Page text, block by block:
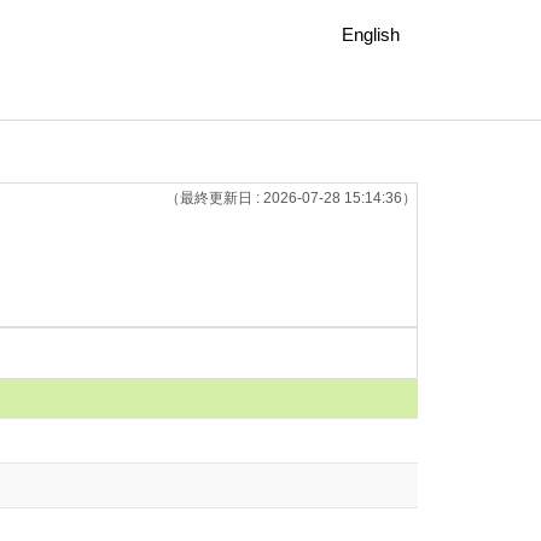
English
（最終更新日 : 2026-07-28 15:14:36）